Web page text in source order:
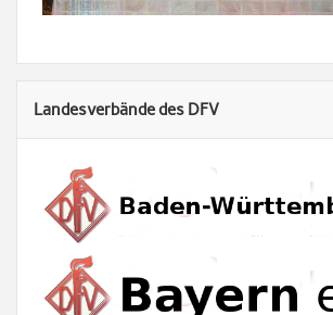
Landesverbände des DFV